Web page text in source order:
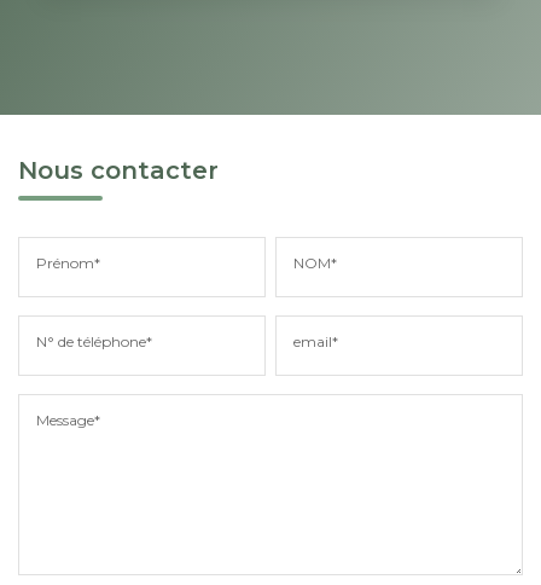
Nous contacter
Prénom* NOM*
N° de téléphone* email*
Message*